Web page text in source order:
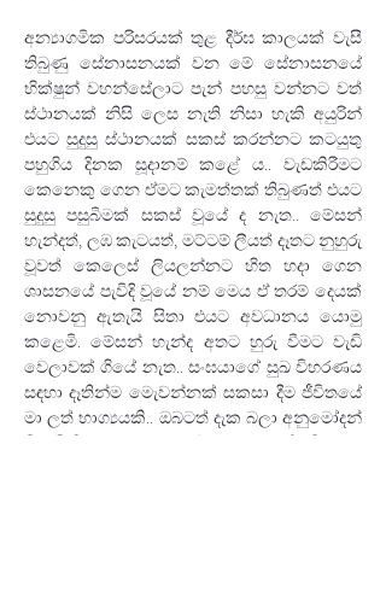
අන්‍යාගමික පරිසරයක් තුළ දීර්ඝ කාලයක් වැසී
තිබුණු සේනාසනයක් වන මේ සේනාසනයේ
භික්ෂුන් වහන්සේලාට පැන් පහසු වන්නට වත්
ස්ථානයක් නිසි ලෙස නැති නිසා හැකි අයුරින්
එයට සුදුසු ස්ථානයක් සකස් කරන්නට කටයුතු
පහුගිය දිනක සූදානම් කළේ ය.. වැඩකිරීම⁣ට
කෙනෙකු ගෙන ඒමට කැමත්තක් තිබුණත් එයට
සුදුසු පසුබිමක් සකස් වූයේ ද නැත.. මේසන්
හැන්දත්, ලඹ කැටයත්, මට්ටම් ලීයත් දෑතට නුහුරු
වූවත් කෙලෙස් ලියලන්නට හිත හදා ගෙන
ශාසනයේ පැවිදි වූයේ නම් මෙය ඒ තරම් දෙයක්
නොවනු ඇතැයි සිතා එයට අවධානය යොමු
කළෙමි. මේසන් හැන්ද අතට හුරු වීමට වැඩි
වෙලාවක් ගියේ නැත.. සංඝයා⁣ගේ සුඛ විහරණය
සඳහා දෑතින්ම මෙැවන්නක් සකසා දීම ජීවිතයේ
මා ලත් භාග්‍යයකි.. ඔබටත් දැක බලා අනුමෝදන්
වීම පිණිස මේ මතකයන් ඔබ වෙත තියමි.. දැක